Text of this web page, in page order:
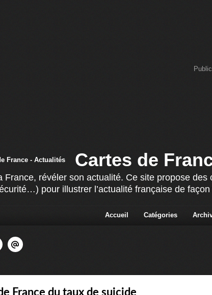
Cartes de
France, révéler son actualité. Ce site propose
pour illustrer l’actualité française de
Accueil Catégories
France du taux de suicide